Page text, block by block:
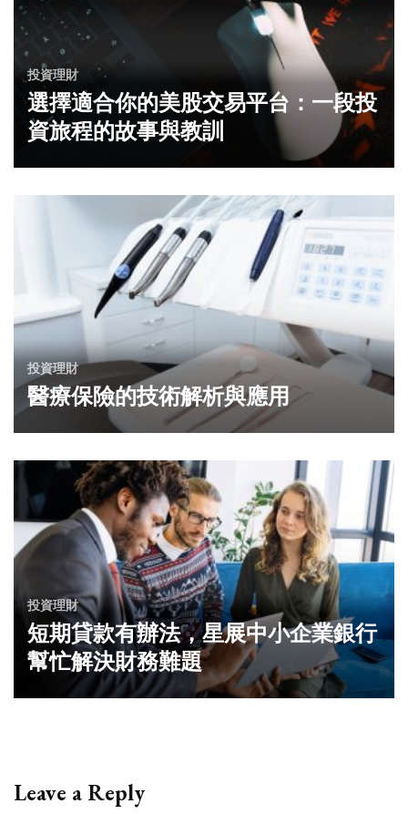
投資理財
選擇適合你的美股交易平台：一段投
資旅程的故事與教訓
投資理財
醫療保險的技術解析與應用
投資理財
短期貸款有辦法，星展中小企業銀行
幫忙解決財務難題
Leave a Reply